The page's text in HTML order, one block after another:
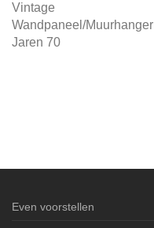
Vintage
Wandpaneel/Muurhanger
Jaren 70
Even voorstellen